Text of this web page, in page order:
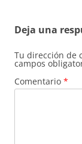
Deja una
Tu dirección de
campos
Comentario *